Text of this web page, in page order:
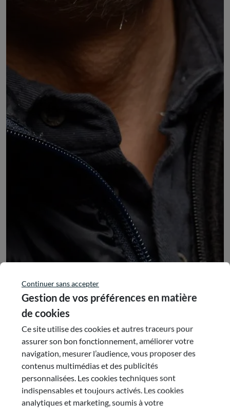
Michel MYC
Secrétaire régional de l'UNSA Auvergne-Rhône-
Alpes en charge de l'économie
l'Union régionale de l'Union nationale des syndicats
autonomes (UNSA) Auvergne-Rhône-Alpes
COMMISSIONS :
Commission 10 : Budget - Finances
Commission 1 : Activité économiques, emploi et
innovation
En savoir plus sur ce conseiller
Continuer sans accepter
Gestion de vos préférences en matière
de cookies
Ce site utilise des cookies et autres traceurs pour
assurer son bon fonctionnement, améliorer votre
navigation, mesurer l’audience, vous proposer des
contenus multimédias et des publicités
personnalisées. Les cookies techniques sont
indispensables et toujours activés. Les cookies
analytiques et marketing, soumis à votre